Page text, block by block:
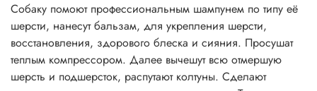
Собаку помоют профессиональным шампунем по типу её
шерсти, нанесут бальзам, для укрепления шерсти,
восстановления, здорового блеска и сияния. Просушат
теплым компрессором. Далее вычешут всю отмершую
шерсть и подшерсток, распутают колтуны. Сделают